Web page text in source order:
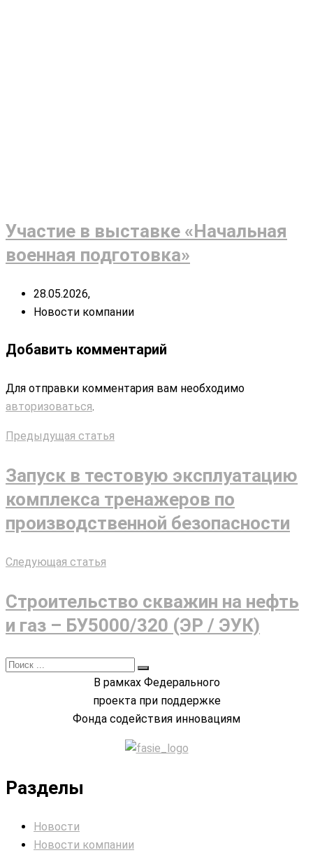
Участие в выставке «Начальная
военная подготовка»
28.05.2026,
Новости компании
Добавить комментарий
Для отправки комментария вам необходимо
авторизоваться.
Предыдущая статья
Запуск в тестовую эксплуатацию
комплекса тренажеров по
производственной безопасности
Следующая статья
Строительство скважин на нефть
и газ – БУ5000/320 (ЭР / ЭУК)
В рамках Федерального
проекта при поддержке
Фонда содействия инновациям
Разделы
Новости
Новости компании